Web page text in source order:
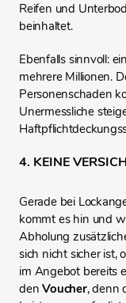
Reifen und
beinhaltet.
Ebenfalls sinnvoll:
mehrere Millionen.
Personenschaden
Unermessliche
4. KEINE
Gerade bei
kommt es hin und
Abholung
sich nicht sicher ist,
im Angebot bereits
denVoucher, denn